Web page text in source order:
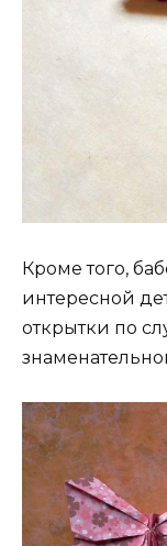
Кроме того,
интересной
открытки по